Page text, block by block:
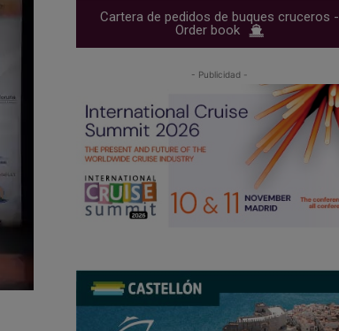
Cartera de pedidos de buques cruceros -
Order book
- Publicidad -